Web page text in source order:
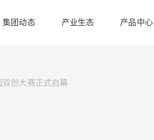
集团动态 产业生态 产品中心
双创大赛正式启幕